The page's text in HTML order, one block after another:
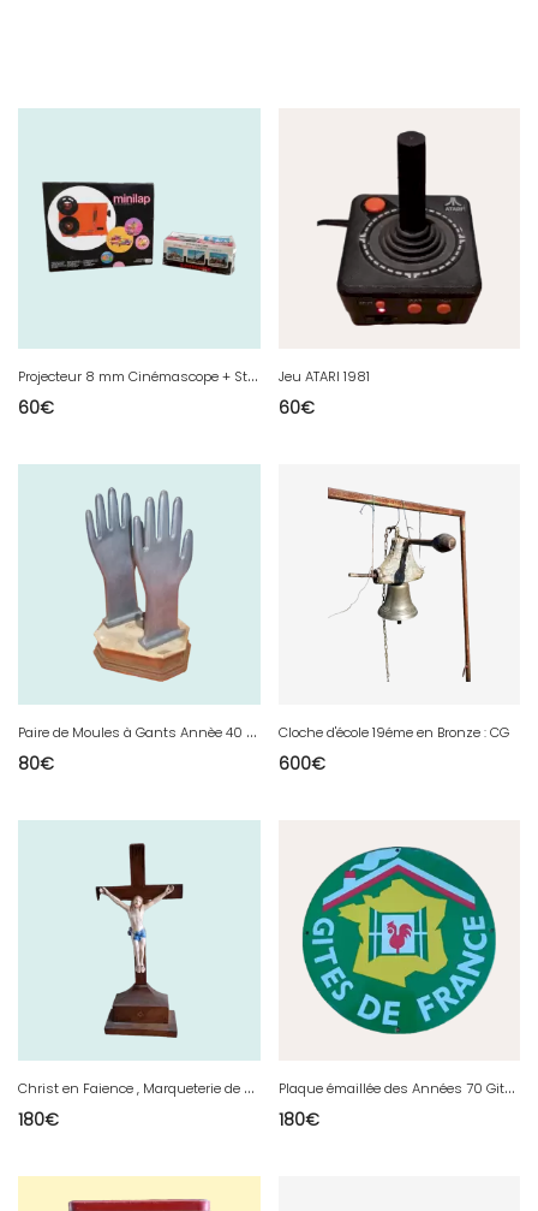
P
rojecteur 8 mm Cinémascope + Stéréoscope Lestrade
60€
Jeu ATARI 1981
60€
P
aire de Moules à Gants Annèe 40 èbonite
80€
Cloche d'école 19éme en Bronze : CG
600€
C
hrist en Faience , Marqueterie de Loupe de Noyer 19 ème
180€
P
laque émaillée des Années 70 Gites de France
180€